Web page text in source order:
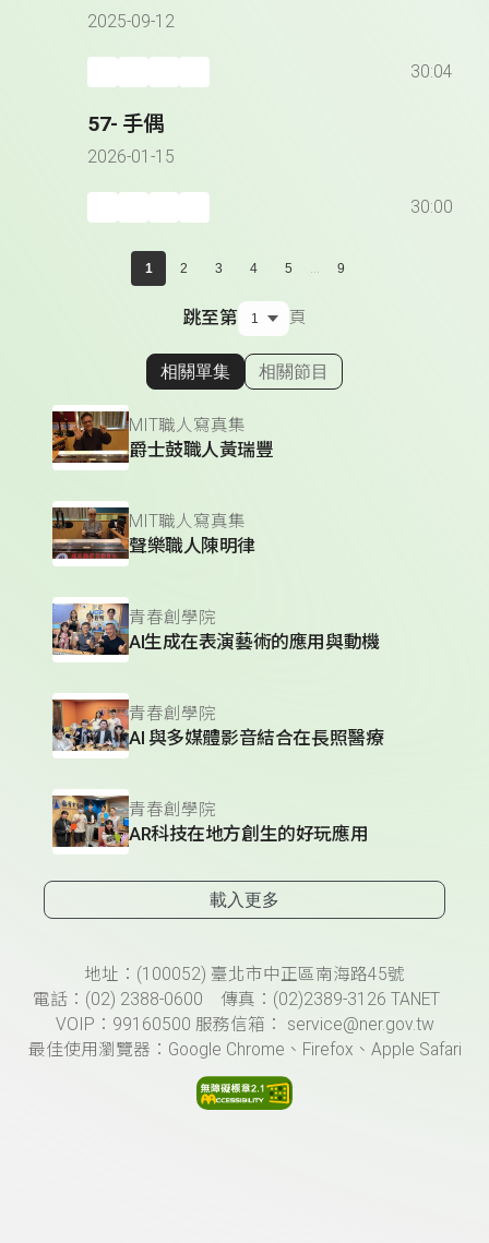
2025-09-12
30:04
57- 手偶
2026-01-15
30:00
1 2 3 4 5 ... 9
跳至第 頁
顯示相關單集
相關單集 相關節目
MIT職人寫真集
爵士鼓職人黃瑞豐
MIT職人寫真集
聲樂職人陳明律
青春創學院
AI生成在表演藝術的應用與動機
青春創學院
AI 與多媒體影音結合在長照醫療
青春創學院
AR科技在地方創生的好玩應用
載入更多
頁尾資訊地址：(100052) 臺北市中正區南海路45號
電話：(02) 2388-0600 傳真：(02)2389-3126 TANET
VOIP：99160500 服務信箱： service@ner.gov.tw
最佳使用瀏覽器：Google Chrome、Firefox、Apple Safari